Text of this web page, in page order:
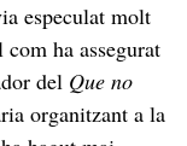
especulat molt
ha assegurat
del Que no
organitzant a la